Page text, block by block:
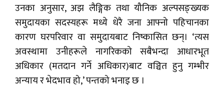
उनका अनुसार, अझ लैङ्गिक तथा यौनिक अल्पसङ्ख्यक
समुदायका सदस्यहरू मध्ये धेरै जना आफ्नो पहिचानका
कारण घरपरिवार वा समुदायबाट निष्कासित छन्। ‘त्यस
अवस्थामा उनीहरूले नागरिकको सबैभन्दा आधारभूत
अधिकार (मतदान गर्ने अधिकार)बाट वञ्चित हुनु गम्भीर
अन्याय र भेदभाव हो,’ पन्तको भनाइ छ ।